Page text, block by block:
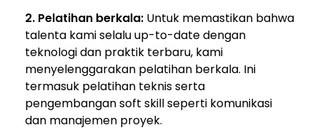
2. Pelatihan berkala: Untuk memastikan bahwa
talenta kami selalu up-to-date dengan
teknologi dan praktik terbaru, kami
menyelenggarakan pelatihan berkala. Ini
termasuk pelatihan teknis serta
pengembangan soft skill seperti komunikasi
dan manajemen proyek.